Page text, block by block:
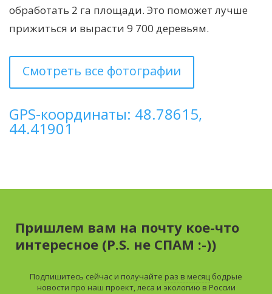
обработать 2 га площади. Это поможет лучше
прижиться и вырасти 9 700 деревьям.
Смотреть все фотографии
GPS-координаты: 48.78615,
44.41901
Пришлем вам на почту кое-что
интересное (P.S. не СПАМ :-))
Подпишитесь сейчас и получайте раз в месяц бодрые
новости про наш проект, леса и экологию в России